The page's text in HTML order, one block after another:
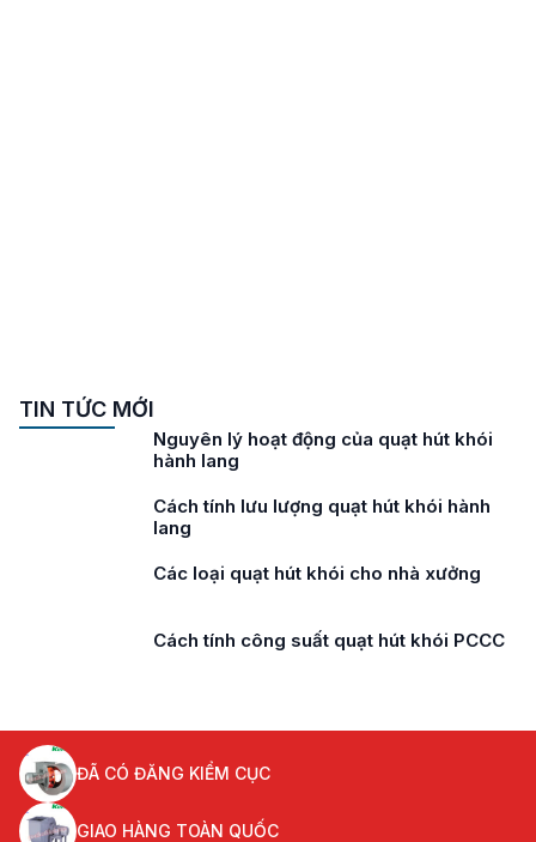
TIN TỨC MỚI
Nguyên lý hoạt động của quạt hút khói
hành lang
Cách tính lưu lượng quạt hút khói hành
lang
Các loại quạt hút khói cho nhà xưởng
Cách tính công suất quạt hút khói PCCC
ĐÃ CÓ ĐĂNG KIỂM CỤC
GIAO HÀNG TOÀN QUỐC